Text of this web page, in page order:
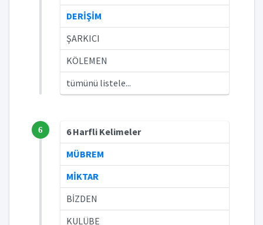
DERİŞİM
ŞARKICI
KÖLEMEN
tümünü listele...
6
6 Harfli Kelimeler
MÜBREM
MİKTAR
BİZDEN
KULÜBE